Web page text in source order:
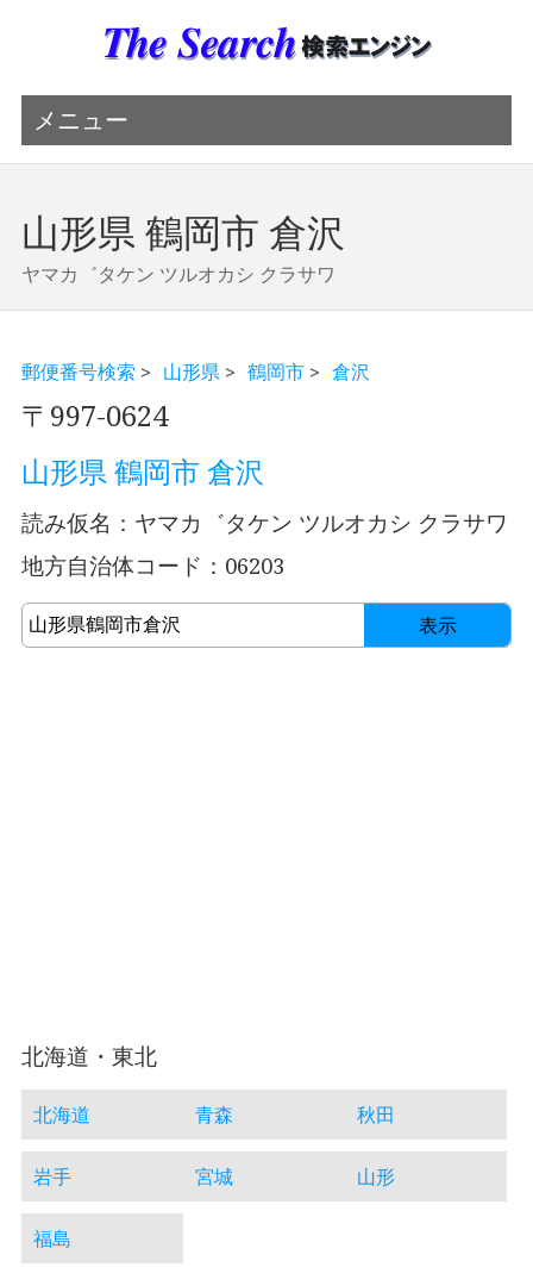
メニュー
山形県 鶴岡市 倉沢
ヤマカ゛タケン ツルオカシ クラサワ
郵便番号検索 > 山形県 > 鶴岡市> 倉沢
〒997-0624
山形県 鶴岡市 倉沢
読み仮名：ヤマカ゛タケン ツルオカシ クラサワ
地方自治体コード：06203
表示
北海道・東北
北海道 青森 秋田
岩手 宮城 山形
福島